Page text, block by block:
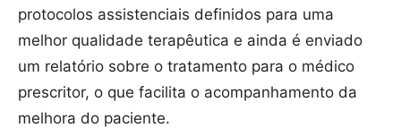
protocolos assistenciais definidos para uma
melhor qualidade terapêutica e ainda é enviado
um relatório sobre o tratamento para o médico
prescritor, o que facilita o acompanhamento da
melhora do paciente.